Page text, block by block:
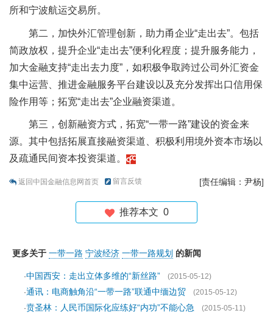
所和宁波航运交易所。
第二，加快外汇管理创新，助力甬企业“走出去”。包括
简政放权，提升企业“走出去”便利化程度；提升服务能力，
加大金融支持“走出去力度”，如积极争取跨过公司外汇资金
集中运营、推进金融服务平台建设以及充分发挥出口信用保
险作用等；拓宽“走出去”企业融资渠道。
第三，创新融资方式，拓宽“一带一路”建设的资金来
源。其中包括拓展直接融资渠道、积极利用境外资本市场以
及疏通民间资本投资渠道。
返回中国金融信息网首页 留言反馈 [责任编辑：尹杨]
推荐本文 0
更多关于 一带一路 宁波经济 一带一路规划 的新闻
·中国西安：走出立体多维的“新丝路”
(2015-05-12)
·通讯：电商触角沿“一带一路”联通中缅边贸
(2015-05-12)
·贲圣林：人民币国际化应练好“内功”不能心急 (2015-05-11)